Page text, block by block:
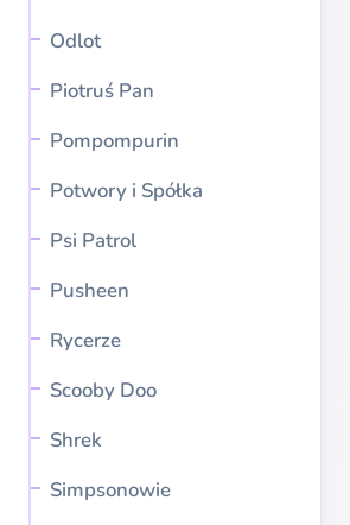
Odlot
Piotruś Pan
Pompompurin
Potwory i Spółka
Psi Patrol
Pusheen
Rycerze
Scooby Doo
Shrek
Simpsonowie